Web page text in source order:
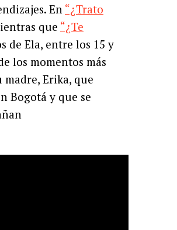
En “¿Trato
que “¿Te
de Ela, entre los 15 y
los momentos más
madre, Erika, que
Bogotá y que se